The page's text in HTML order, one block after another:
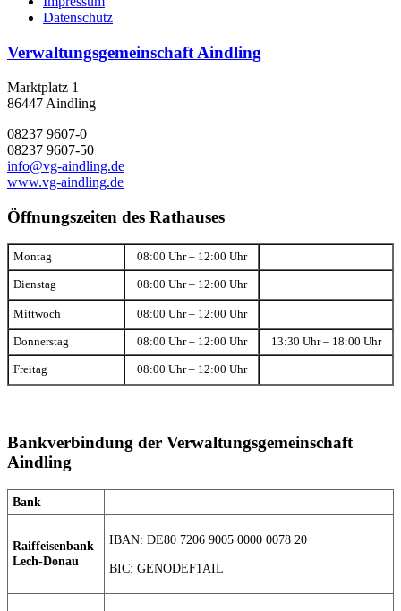
Datenschutz
Verwaltungsgemeinschaft Aindling
Marktplatz 1
86447 Aindling
08237 9607-0
08237 9607-50
info@vg-aindling.de
www.vg-aindling.de
Öffnungszeiten des Rathauses
Montag 08:00 Uhr – 12:00 Uhr
Dienstag 08:00 Uhr – 12:00 Uhr
Mittwoch 08:00 Uhr – 12:00 Uhr
Donnerstag 08:00 Uhr – 12:00 Uhr 13:30 Uhr – 18:00 Uhr
Freitag 08:00 Uhr – 12:00 Uhr
Bankverbindung der Verwaltungsgemeinschaft
Aindling
Bank
Raiffeisenbank
Lech-Donau
IBAN: DE80 7206 9005 0000 0078 20
BIC: GENODEF1AIL